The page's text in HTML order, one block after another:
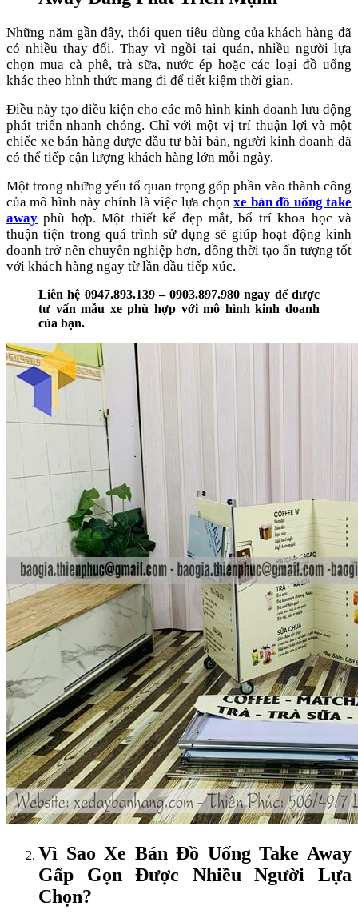
Những năm gần đây, thói quen tiêu dùng của khách hàng đã
có nhiều thay đổi. Thay vì ngồi tại quán, nhiều người lựa
chọn mua cà phê, trà sữa, nước ép hoặc các loại đồ uống
khác theo hình thức mang đi để tiết kiệm thời gian.
Điều này tạo điều kiện cho các mô hình kinh doanh lưu động
phát triển nhanh chóng. Chỉ với một vị trí thuận lợi và một
chiếc xe bán hàng được đầu tư bài bản, người kinh doanh đã
có thể tiếp cận lượng khách hàng lớn mỗi ngày.
Một trong những yếu tố quan trọng góp phần vào thành công
của mô hình này chính là việc lựa chọnxe bán đồ uống take
away phù hợp. Một thiết kế đẹp mắt, bố trí khoa học và
thuận tiện trong quá trình sử dụng sẽ giúp hoạt động kinh
doanh trở nên chuyên nghiệp hơn, đồng thời tạo ấn tượng tốt
với khách hàng ngay từ lần đầu tiếp xúc.
Liên hệ 0947.893.139 – 0903.897.980 ngay để được
tư vấn mẫu xe phù hợp với mô hình kinh doanh
của bạn.
Vì Sao Xe Bán Đồ Uống Take Away
Gấp Gọn Được Nhiều Người Lựa
Chọn?